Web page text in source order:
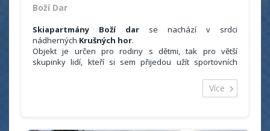
Boží Dar
Skiapartmány Boží dar se nachází v srdci
nádherných Krušných hor.
Objekt je určen pro rodiny s dětmi, tak pro větší
skupinky lidí, kteří si sem přijedou užít sportovních
. Hosté se mohou
ubytovat ve 3x čtyřlůžkovém apartmá, 1x pětilůžkovém
Více